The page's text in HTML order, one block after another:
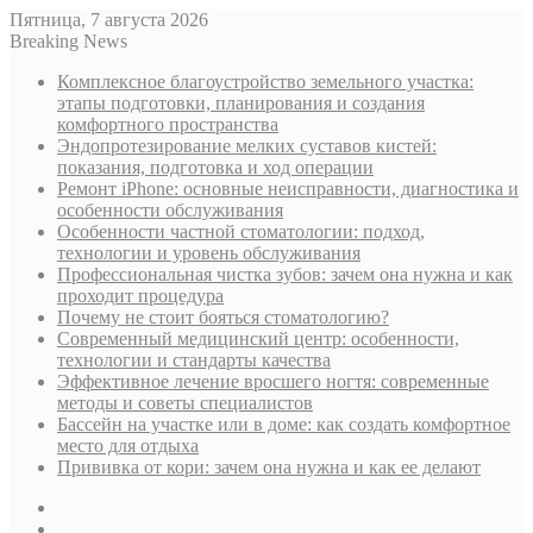
Пятница, 7 августа 2026
Breaking News
Комплексное благоустройство земельного участка:
этапы подготовки, планирования и создания
комфортного пространства
Эндопротезирование мелких суставов кистей:
показания, подготовка и ход операции
Ремонт iPhone: основные неисправности, диагностика и
особенности обслуживания
Особенности частной стоматологии: подход,
технологии и уровень обслуживания
Профессиональная чистка зубов: зачем она нужна и как
проходит процедура
Почему не стоит бояться стоматологию?
Современный медицинский центр: особенности,
технологии и стандарты качества
Эффективное лечение вросшего ногтя: современные
методы и советы специалистов
Бассейн на участке или в доме: как создать комфортное
место для отдыха
Прививка от кори: зачем она нужна и как ее делают